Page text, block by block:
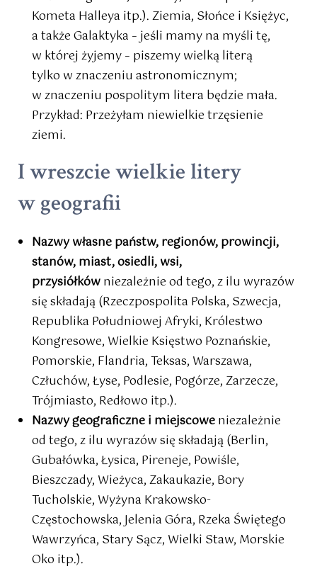
Kometa Halleya itp.). Ziemia, Słońce i Księżyc,
a także Galaktyka – jeśli mamy na myśli tę,
w której żyjemy – piszemy wielką literą
tylko w znaczeniu astronomicznym;
w znaczeniu pospolitym litera będzie mała.
Przykład: Przeżyłam niewielkie trzęsienie
ziemi.
I wreszcie wielkie litery
w geografii
Nazwy własne państw, regionów, prowincji,
stanów, miast, osiedli, wsi,
przysiółkówniezależnie od tego, z ilu wyrazów
się składają (Rzeczpospolita Polska, Szwecja,
Republika Południowej Afryki, Królestwo
Kongresowe, Wielkie Księstwo Poznańskie,
Pomorskie, Flandria, Teksas, Warszawa,
Człuchów, Łyse, Podlesie, Pogórze, Zarzecze,
Trójmiasto, Redłowo itp.).
Nazwy geograficzne i miejscoweniezależnie
od tego, z ilu wyrazów się składają (Berlin,
Gubałówka, Łysica, Pireneje, Powiśle,
Bieszczady, Wieżyca, Zakaukazie, Bory
Tucholskie, Wyżyna Krakowsko-
Częstochowska, Jelenia Góra, Rzeka Świętego
Wawrzyńca, Stary Sącz, Wielki Staw, Morskie
Oko itp.).